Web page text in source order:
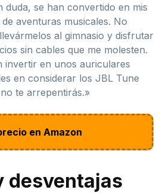
duda, se han convertido en mis
aventuras musicales. No
al gimnasio y disfrutar
sin cables que me molesten.
invertir en unos auriculares
en considerar los JBL Tune
te arrepentirás.»
en Amazon
desventajas